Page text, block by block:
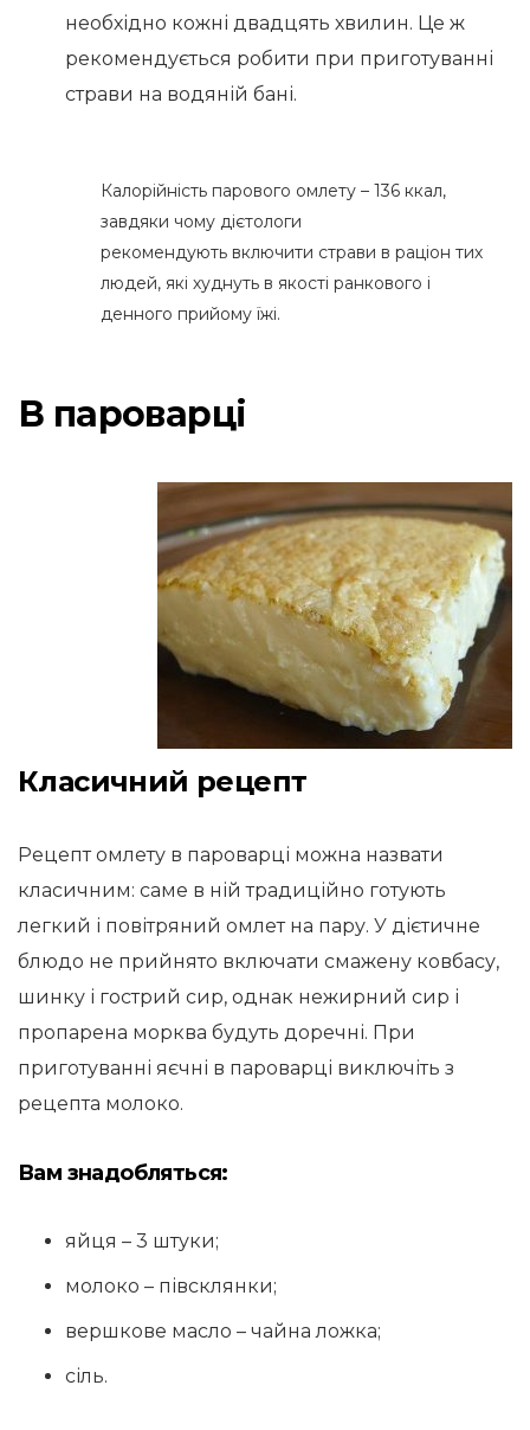
необхідно кожні двадцять хвилин. Це ж
рекомендується робити при приготуванні
страви на водяній бані.
Калорійність парового омлету – 136 ккал,
завдяки чому дієтологи
рекомендують включити страви в раціон тих
людей, які худнуть в якості ранкового і
денного прийому їжі.
В пароварці
Класичний рецепт
Рецепт омлету в пароварці можна назвати
класичним: саме в ній традиційно готують
легкий і повітряний омлет на пару. У дієтичне
блюдо не прийнято включати смажену ковбасу,
шинку і гострий сир, однак нежирний сир і
пропарена морква будуть доречні. При
приготуванні яєчні в пароварці виключіть з
рецепта молоко.
Вам знадобляться:
яйця – 3 штуки;
молоко – півсклянки;
вершкове масло – чайна ложка;
сіль.